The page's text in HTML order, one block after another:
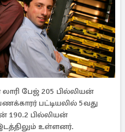
பேஜ் 205 பில்லியன்
பட்டியலில் 5வது
190.2 பில்லியன்
உள்ளனர்.